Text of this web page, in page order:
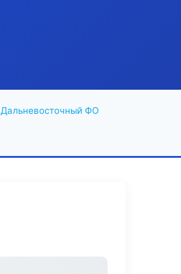
Дальневосточный ФО